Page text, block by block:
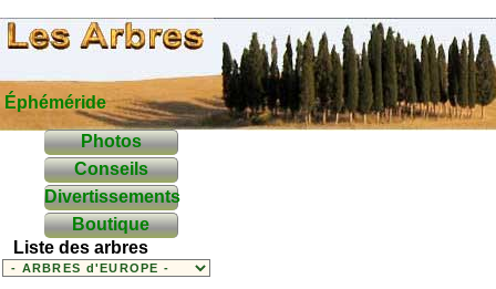
Éphéméride
Photos
Conseils
Divertissements
Boutique
Liste des arbres